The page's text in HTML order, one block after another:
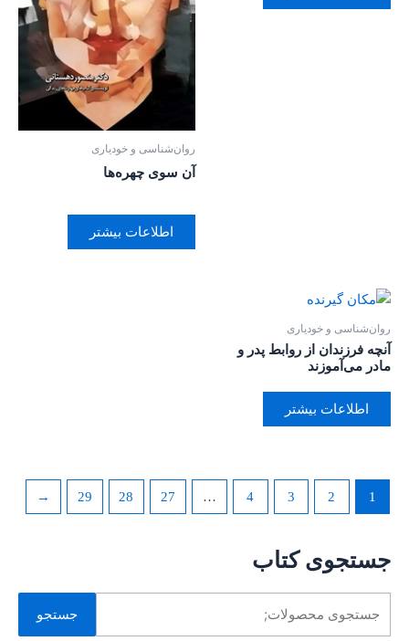
جستجوی کتاب
جستجو
روان‌‌شناسی و خودیاری
آن سوی چهره‌ها
اطلاعات بیشتر
روان‌‌شناسی و خودیاری
آنچه فرزندان از روابط پدر و
مادر می‌آموزند
اطلاعات بیشتر
1
2
3
4
…
27
28
29
←